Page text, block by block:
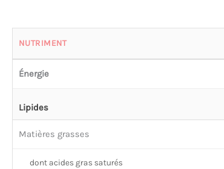
NUTRIMENT
Énergie
Lipides
Matières grasses
dont acides gras saturés